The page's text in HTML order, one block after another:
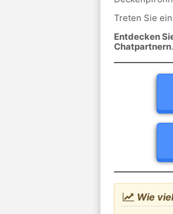
Treten Sie
Entdecken
Chatpartnern.
Wie